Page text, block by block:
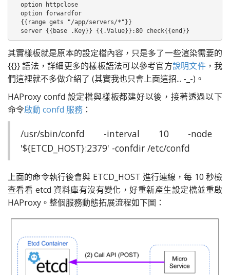
  option httpclose
  option forwardfor
  {{range gets "/app/servers/*"}}
  server {{base .Key}} {{.Value}}:80 check{{end}}
其實樣板就是原本的設定檔內容，只是多了一些渲染需要的
{{}} 語法，詳細更多的樣板語法可以參考官方說明文件，我
們這裡就不多做介紹了 (其實我也只會上面這招... -_-)。
HAProxy confd 設定檔與樣板都建好以後，接著透過以下
命令啟動 confd 服務 ：
/usr/sbin/confd -interval 10 -node
'${ETCD_HOST}:2379' -confdir /etc/confd
上面的命令執行後會與 ETCD_HOST 進行連線，每 10 秒檢
查看看 etcd 資料庫有沒有變化，好重新產生設定檔並重啟
HAProxy。整個服務動態拓展流程如下圖：